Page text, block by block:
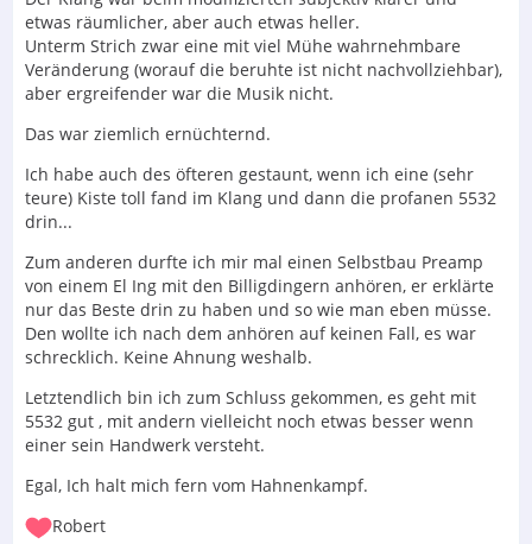
etwas räumlicher, aber auch etwas heller.
Unterm Strich zwar eine mit viel Mühe wahrnehmbare
Veränderung (worauf die beruhte ist nicht nachvollziehbar),
aber ergreifender war die Musik nicht.
Das war ziemlich ernüchternd.
Ich habe auch des öfteren gestaunt, wenn ich eine (sehr
teure) Kiste toll fand im Klang und dann die profanen 5532
drin...
Zum anderen durfte ich mir mal einen Selbstbau Preamp
von einem El Ing mit den Billigdingern anhören, er erklärte
nur das Beste drin zu haben und so wie man eben müsse.
Den wollte ich nach dem anhören auf keinen Fall, es war
schrecklich. Keine Ahnung weshalb.
Letztendlich bin ich zum Schluss gekommen, es geht mit
5532 gut , mit andern vielleicht noch etwas besser wenn
einer sein Handwerk versteht.
Egal, Ich halt mich fern vom Hahnenkampf.
Robert